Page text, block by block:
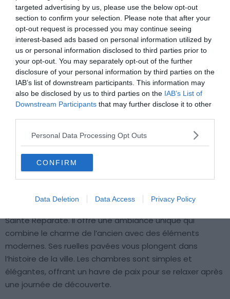
targeted advertising by us, please use the below opt-out
section to confirm your selection. Please note that after your
opt-out request is processed you may continue seeing
interest-based ads based on personal information utilized by
us or personal information disclosed to third parties prior to
your opt-out. You may separately opt-out of the further
disclosure of your personal information by third parties on the
IAB’s list of downstream participants. This information may
also be disclosed by us to third parties on the IAB’s List of
Downstream Participants that may further disclose it to other
Personal Data Processing Opt Outs
CONFIRM
Data Deletion Data Access Privacy Policy
📍Lieu :Voir sur la carte
💶Gamme :Luxueux
💙On aime : Charme historique et design
moderne
Pourquoi nous l’avons sélectionné :L’Hôtel Rossetti est
une échappée secrète au cœur de Nice. Une simple
porte discrète vous mènera dans un sanctuaire de
historique à l’élégance contemporaine, il offre un confort
raffiné. Vous pourrez aussi profiter d’une terrasse
exceptionnelle avec une
cathédrale, le lieu parfait pour se ressourcer.
Pour en savoir plus :
L’Hôtel Rossetti est situé au cœur du
Sainte Réparate. Il offre une ambiance unique qui
combine le charme de l’ancien avec des éléments
modernes. Ses ruelles pavées vous plongent dans
l’histoire de la ville. Les chambres sont simples et
élégantes, offrant un havre de paix pour se relaxer après
une journée de découverte.